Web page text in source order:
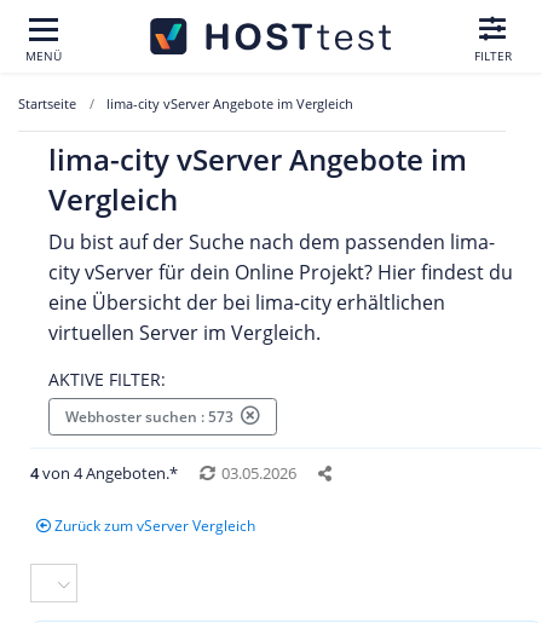
MENÜ FILTER
Startseite lima-city vServer Angebote im Vergleich
lima-city vServer Angebote im
Vergleich
Du bist auf der Suche nach dem passenden lima-
city vServer für dein Online Projekt? Hier findest du
eine Übersicht der bei lima-city erhältlichen
virtuellen Server im Vergleich.
AKTIVE FILTER:
Webhoster suchen : 573
4von 4 Angeboten.* 03.05.2026
Zurück zum vServer Vergleich